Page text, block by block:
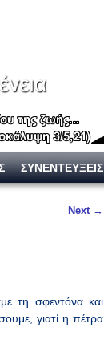
ΣΥΝΕΝΤΕΥΞΕΙΣ
Next →
τη σφεντόνα και
γιατί η πέτρα